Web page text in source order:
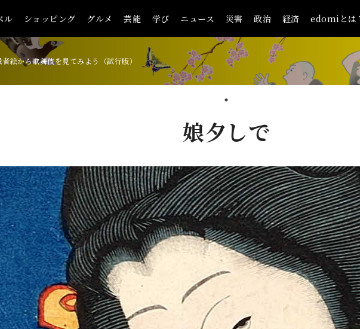
ル ショッピング グルメ 芸能 学び ニュース 災害 政治 経済 edomiとは
絵から歌舞伎を見てみよう（試行版）
娘夕しで